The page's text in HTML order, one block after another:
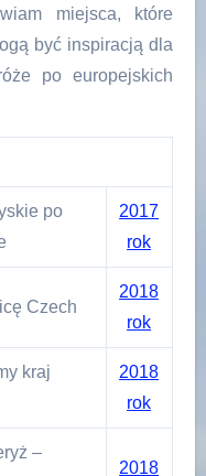
miejsca, które
być inspiracją dla
po europejskich
po
2017
rok
Czech
2018
rok
kraj
2018
rok
–
2018